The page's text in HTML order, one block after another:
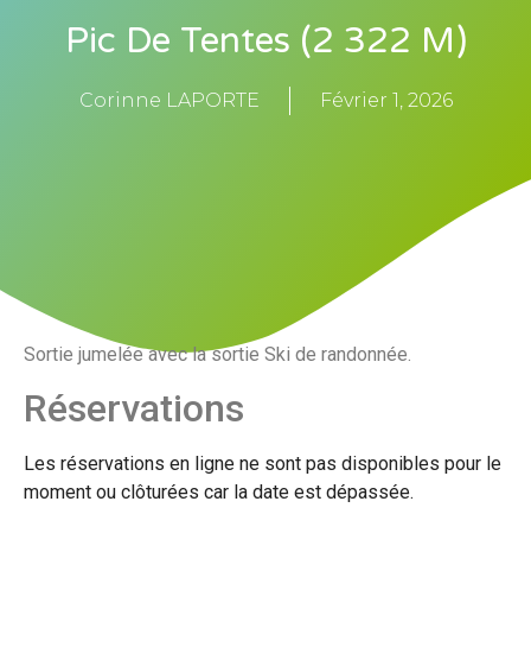
Pic De Tentes (2 322 M)
Corinne LAPORTE Février 1, 2026
Sortie jumelée avec la sortie Ski de randonnée.
Réservations
Les réservations en ligne ne sont pas disponibles pour le
moment ou clôturées car la date est dépassée.